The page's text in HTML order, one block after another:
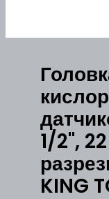
1/2",
KING